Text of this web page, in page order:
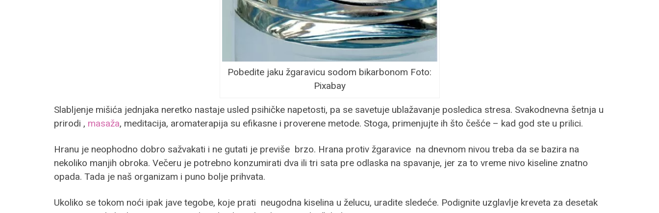
Pobedite jaku žgaravicu sodom bikarbonom Foto:
Pixabay
Slabljenje mišića jednjaka neretko nastaje usled psihičke napetosti, pa se savetuje ublažavanje posledica stresa. Svakodnevna šetnja u
prirodi , masaža, meditacija, aromaterapija su efikasne i proverene metode. Stoga, primenjujte ih što češće – kad god ste u prilici.
Hranu je neophodno dobro sažvakati i ne gutati je previše brzo. Hrana protiv žgaravice na dnevnom nivou treba da se bazira na
nekoliko manjih obroka. Večeru je potrebno konzumirati dva ili tri sata pre odlaska na spavanje, jer za to vreme nivo kiseline znatno
opada. Tada je naš organizam i puno bolje prihvata.
Ukoliko se tokom noći ipak jave tegobe, koje prati neugodna kiselina u želucu, uradite sledeće. Podignite uzglavlje kreveta za desetak